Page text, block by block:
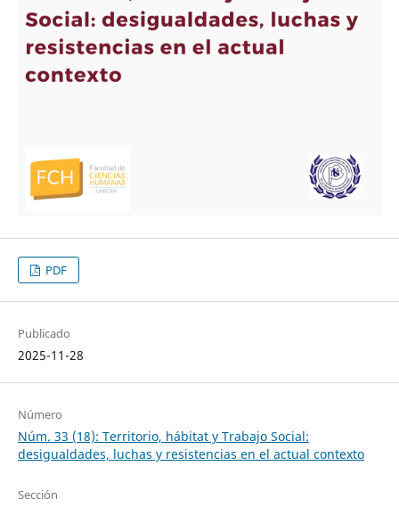
PDF
Publicado
2025-11-28
Número
Núm. 33 (18): Territorio, hábitat y Trabajo Social:
desigualdades, luchas y resistencias en el actual contexto
Sección